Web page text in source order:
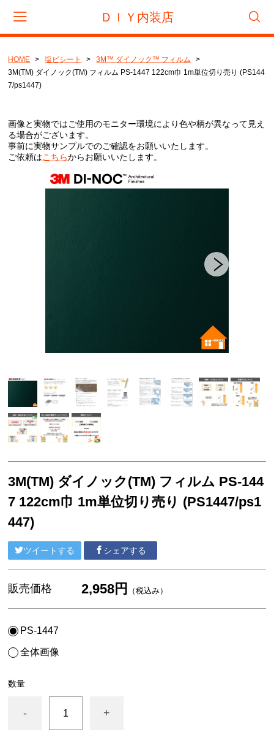
ＤＩＹ内装店
フロアタイル
サンゲツ
タジマ
ベルビアン
リアテック
クッションフロア
襖引き手
ソフト巾木
サンゲツ
中川ケミカル
フォグラス
HOME 塩ビシート
3M™ ダイノック™ フィルム
3M(TM) ダイノック(TM) フィルム PS-1447 122cm巾 1m単位切り売り (PS144
7/ps1447)
画像と実物ではご使用のモニター環境により色や柄が異なって見え
る場合がございます。
事前に実物サンプルでのご確認をお願いいたします。
ご依頼はこちらからお願いいたします。
3M(TM) ダイノック(TM) フィルム PS-144
7 122cm巾 1m単位切り売り (PS1447/ps1
447)
ツイートする シェアする
販売価格 2,958円 （税込み）
PS-1447
全体画像
数量
- +